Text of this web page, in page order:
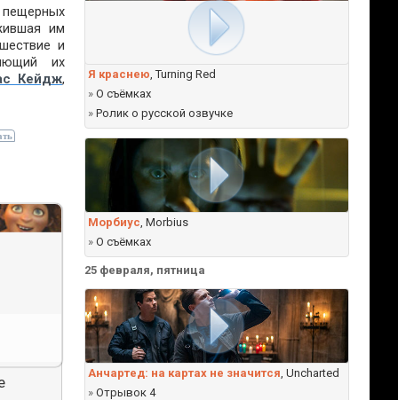
пещерных
им
и
их
Кейдж, Я краснею, Turning Red
» О съёмках
» Ролик о русской озвучке
Морбиус, Morbius
» О съёмках
25 февраля, пятница
Анчартед: на картах не значится, Uncharted
» Отрывок 4